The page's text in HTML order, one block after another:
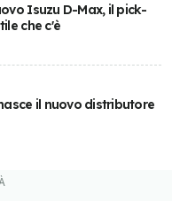
Isuzu D-Max, il pick-
che c'è
il nuovo distributore